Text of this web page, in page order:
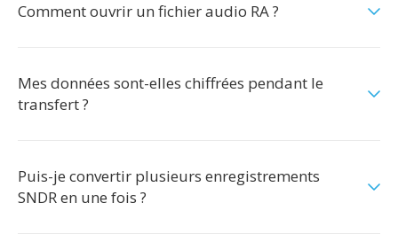
Comment ouvrir un fichier audio RA ?
Mes données sont-elles chiffrées pendant le
transfert ?
Puis-je convertir plusieurs enregistrements
SNDR en une fois ?